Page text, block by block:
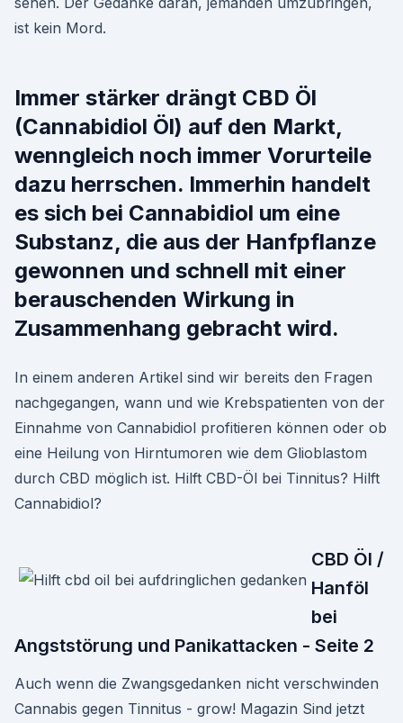
ist kein Mord.
Immer stärker drängt CBD Öl
(Cannabidiol Öl) auf den Markt,
wenngleich noch immer Vorurteile
dazu herrschen. Immerhin handelt
es sich bei Cannabidiol um eine
Substanz, die aus der Hanfpflanze
gewonnen und schnell mit einer
berauschenden Wirkung in
Zusammenhang gebracht wird.
In einem anderen Artikel sind wir bereits den Fragen
nachgegangen, wann und wie Krebspatienten von der
Einnahme von Cannabidiol profitieren können oder ob
eine Heilung von Hirntumoren wie dem Glioblastom
durch CBD möglich ist. Hilft CBD-Öl bei Tinnitus? Hilft
Cannabidiol?
CBD Öl /
Hanföl
bei
Angststörung und Panikattacken - Seite 2
Auch wenn die Zwangsgedanken nicht verschwinden
Cannabis gegen Tinnitus - grow! Magazin Sind jetzt